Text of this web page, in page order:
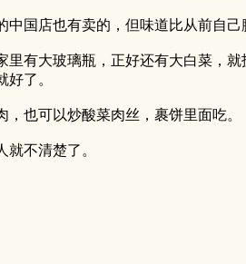
国店也有卖的，但味道比从前自己
里有大玻璃瓶，正好还有大白菜，
了。
也可以炒酸菜肉丝，裹饼里面吃。
不清楚了。